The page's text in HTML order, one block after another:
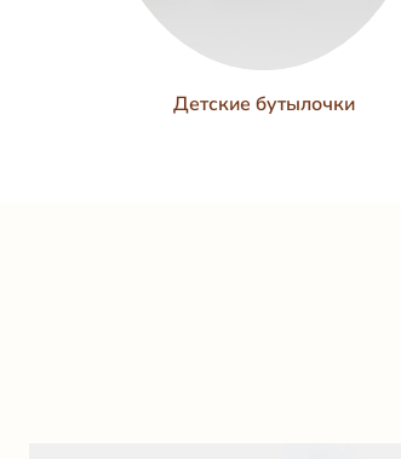
Детские бутылочки